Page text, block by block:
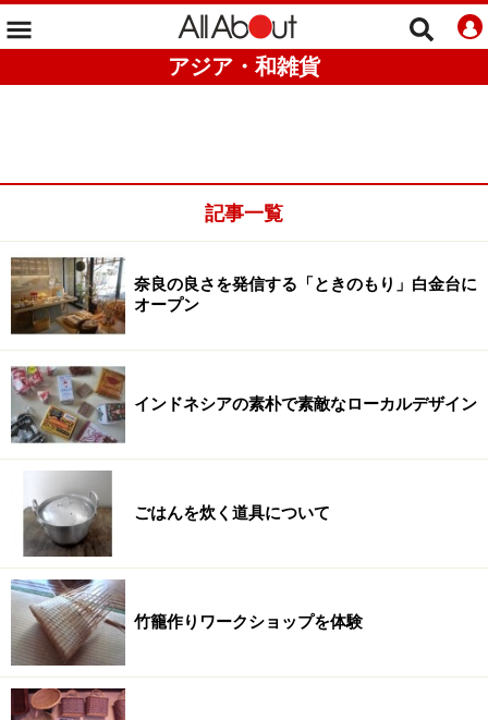
アジア・和雑貨
記事一覧
奈良の良さを発信する「ときのもり」白金台に
オープン
インドネシアの素朴で素敵なローカルデザイン
ごはんを炊く道具について
竹籠作りワークショップを体験